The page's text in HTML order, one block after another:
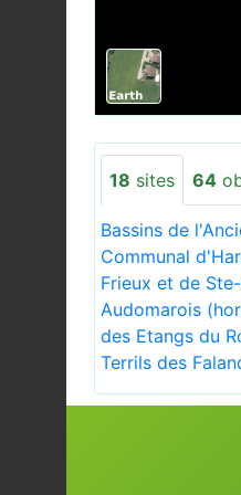
18 sites 64
Bassins de
Communal
Frieux et de
Audomarois
des Etangs du
Terrils des